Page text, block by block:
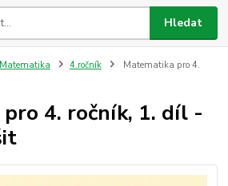
Hledat
Matematika 4.ročník
Matematika pro 4.
4. ročník, 1. díl -